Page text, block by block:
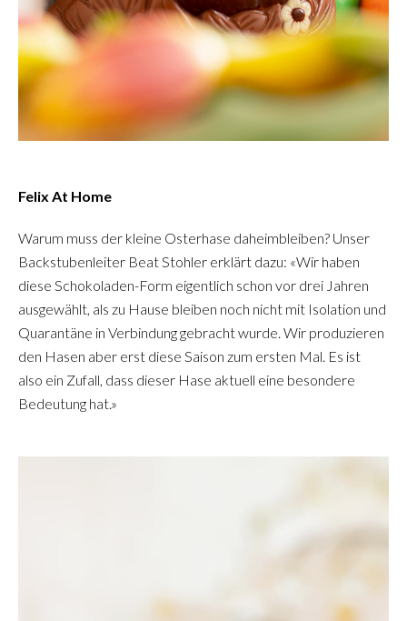
Felix At Home
Warum muss der kleine Osterhase daheimbleiben? Unser
Backstubenleiter Beat Stohler erklärt dazu: «Wir haben
diese Schokoladen-Form eigentlich schon vor drei Jahren
ausgewählt, als zu Hause bleiben noch nicht mit Isolation und
Quarantäne in Verbindung gebracht wurde. Wir produzieren
den Hasen aber erst diese Saison zum ersten Mal. Es ist
also ein Zufall, dass dieser Hase aktuell eine besondere
Bedeutung hat.»